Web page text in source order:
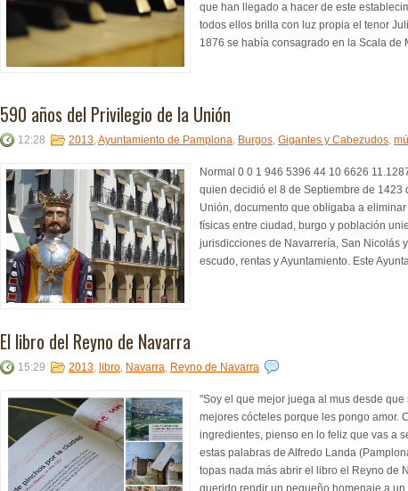
que han llegado a hacer de este
todos ellos brilla con luz propia el tenor
1876 se había consagrado en la Scala de
590 años del Privilegio de la Unión
12:28 2013,Ayuntamiento de Pamplona, Burgos, Gigantes y Cabezudos,
Normal 0 0 1 946 5396 44 10 6626
quien decidió el 8 de Septiembre de 1423
Unión, documento que obligaba a
físicas entre ciudad, burgo y población
jurisdicciones de Navarrería, San Nicolás
escudo, rentas y Ayuntamiento. Este
El libro del Reyno de Navarra
15:29 2013, libro, Navarra, Reyno de Navarra
"Soy el que mejor juega al mus desde
mejores cócteles porque les pongo amor.
ingredientes, pienso en lo feliz que vas a
estas palabras de Alfredo Landa
topas nada más abrir el libro el Reyno de
querido rendir un pequeño homenaje a